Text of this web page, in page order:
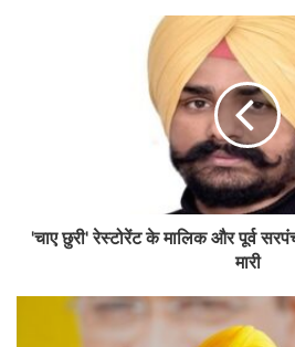
'चाए छुरी' रेस्टोरेंट के मालिक और पूर्व
मारी